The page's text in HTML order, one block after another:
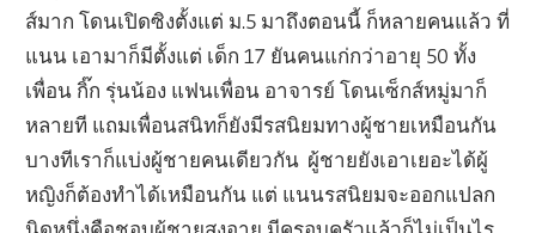
ส์มาก โดนเปิดซิงตั้งแต่ ม.5 มาถึงตอนนี้ ก็หลายคนแล้ว ที่
แนน เอามาก็มีตั้งแต่ เด็ก 17 ยันคนแก่กว่าอายุ 50 ทั้ง
เพื่อน กิ๊ก รุ่นน้อง แฟนเพื่อน อาจารย์ โดนเซ็กส์หมู่มาก็
หลายที แถมเพื่อนสนิทก็ยังมีรสนิยมทางผู้ชายเหมือนกัน
บางทีเราก็แบ่งผู้ชายคนเดียวกัน ผู้ชายยังเอาเยอะได้ผู้
หญิงก็ต้องทำได้เหมือนกัน แต่ แนนรสนิยมจะออกแปลก